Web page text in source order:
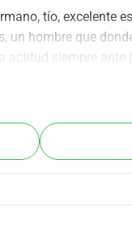
tío, excelente
un hombre que
actitud siempre ante
a punto de
quienes